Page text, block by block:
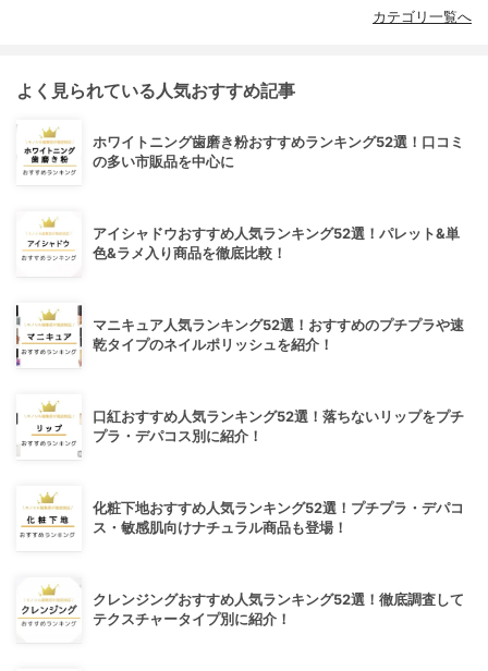
カテゴリ一覧へ
よく見られている人気おすすめ記事
ホワイトニング歯磨き粉おすすめランキング52選！口コミ
の多い市販品を中心に
アイシャドウおすすめ人気ランキング52選！パレット&単
色&ラメ入り商品を徹底比較！
マニキュア人気ランキング52選！おすすめのプチプラや速
乾タイプのネイルポリッシュを紹介！
口紅おすすめ人気ランキング52選！落ちないリップをプチ
プラ・デパコス別に紹介！
化粧下地おすすめ人気ランキング52選！プチプラ・デパコ
ス・敏感肌向けナチュラル商品も登場！
クレンジングおすすめ人気ランキング52選！徹底調査して
テクスチャータイプ別に紹介！